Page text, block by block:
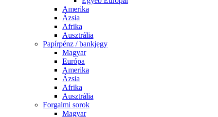
Amerika
Ázsia
Afrika
Ausztrália
Papírpénz / bankjegy
Magyar
Európa
Amerika
Ázsia
Afrika
Ausztrália
Forgalmi sorok
Magyar